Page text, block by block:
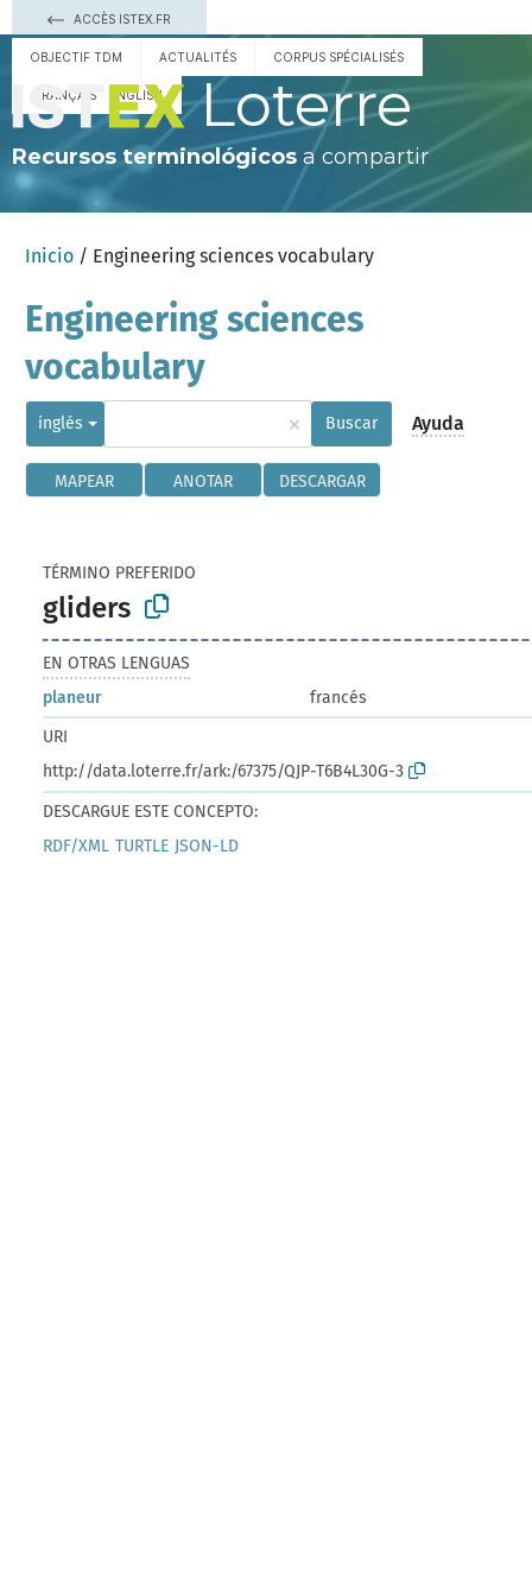
ACCÈS ISTEX.FR
OBJECTIF TDM ACTUALITÉS CORPUS SPÉCIALISÉS
FRANÇAIS ENGLISH Loterre
Recursos terminológicos a compartir
Inicio / Engineering sciences vocabulary
Engineering sciences
vocabulary
inglés × Buscar Ayuda
MAPEAR ANOTAR DESCARGAR
TÉRMINO PREFERIDO
gliders
EN OTRAS LENGUAS
planeur
francés
URI
http://data.loterre.fr/ark:/67375/QJP-T6B4L30G-3
DESCARGUE ESTE CONCEPTO:
RDF/XML TURTLE JSON-LD